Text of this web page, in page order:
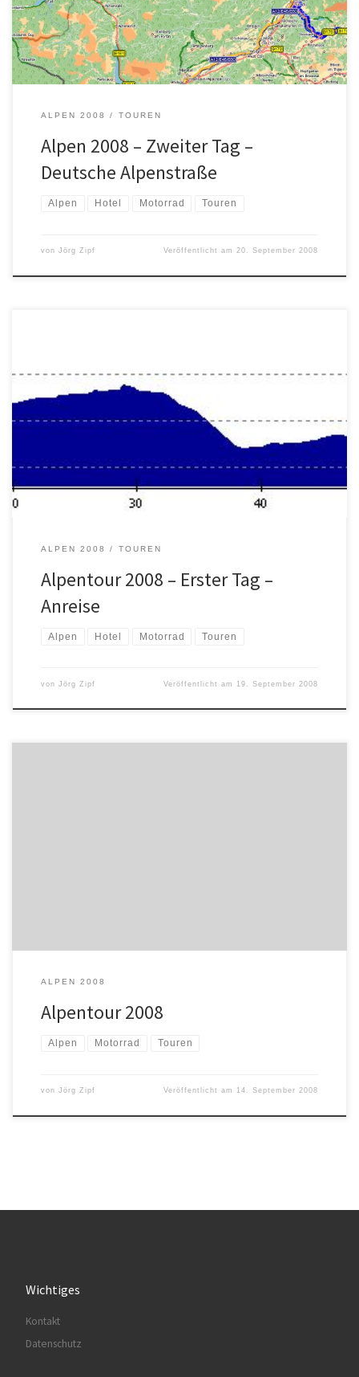
Eier verarbeitet die er noch hatte. Auf […]
ALPEN 2008 TOUREN
Alpen 2008 – Zweiter Tag –
Deutsche Alpenstraße
Alpen Hotel Motorrad Touren
von Jörg Zipf Veröffentlicht am20. September 2008
Heute habe ich mich, nach dem ich meinen Tankrucksack in voller
„Ausbaustufe“ gepackt hatte, um ca. 11 Uhr auf den Weg nach
Sonthofen in das schöne Allgäu gemacht. Die Anfahrt war nix
besonderes. Autobahn eben
Ich habe mich, kurz nach dem ich
am Autobahnkreuz Allgäu agebogen bin, aber noch […]
ALPEN 2008 TOUREN
Alpentour 2008 – Erster Tag –
Anreise
Alpen Hotel Motorrad Touren
von Jörg Zipf Veröffentlicht am 19. September 2008
ALPEN 2008
Alpentour 2008
Alpen Motorrad Touren
von Jörg Zipf Veröffentlicht am 14. September 2008
Wichtiges
Kontakt
Datenschutz